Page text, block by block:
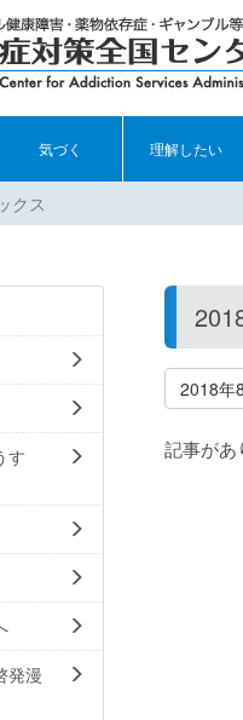
気づく 理解したい
クス
2018年
記事があ
す
発漫